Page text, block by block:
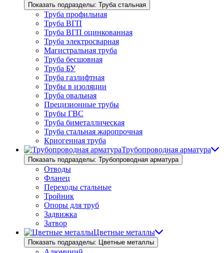
Показать подразделы: Труба стальная
Труба профильная
Труба ВГП
Труба ВГП оцинкованная
Труба электросварная
Магистральная труба
Труба бесшовная
Труба БУ
Труба газлифтная
Трубы в изоляции
Труба овальная
Прецизионные трубы
Трубы ГВС
Труба биметаллическая
Труба стальная жаропрочная
Криогенная труба
Трубопроводная арматура
Показать подразделы: Трубопроводная арматура
Отводы
Фланец
Переходы стальные
Тройник
Опоры для труб
Задвижка
Затвор
Цветные металлы
Показать подразделы: Цветные металлы